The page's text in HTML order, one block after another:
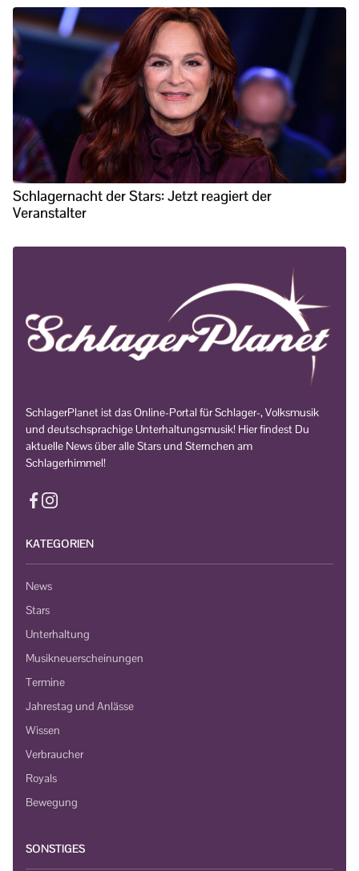
Schlagernacht der Stars: Jetzt reagiert der
Veranstalter
SchlagerPlanet ist das Online-Portal für Schlager-, Volksmusik
und deutschsprachige Unterhaltungsmusik! Hier findest Du
aktuelle News über alle Stars und Sternchen am
Schlagerhimmel!
KATEGORIEN
News
Stars
Unterhaltung
Musikneuerscheinungen
Termine
Jahrestag und Anlässe
Wissen
Verbraucher
Royals
Bewegung
SONSTIGES